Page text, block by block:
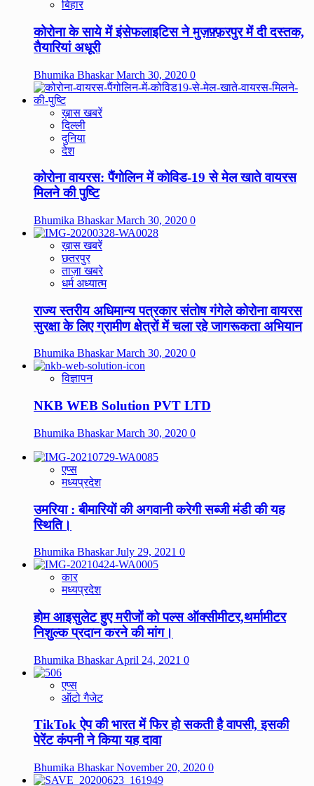
बिहार
कोरोना के साये में इंसेफलाइटिस ने मुज़फ़्फ़रपुर में दी दस्तक,
तैयारियां अधूरी
Bhumika BhaskarMarch 30, 2020 0
ख़ास खबरें
दिल्ली
दुनिया
देश
कोरोना वायरस: पैंगोलिन में कोविड-19 से मेल खाते वायरस
मिलने की पुष्टि
Bhumika BhaskarMarch 30, 2020 0
ख़ास खबरें
छतरपुर
ताज़ा खबरे
धर्म अध्यात्म
राज्य स्तरीय अधिमान्य पत्रकार संतोष गंगेले कोरोना वायरस
सुरक्षा के लिए ग्रामीण क्षेत्रों में चला रहे जागरूकता अभियान
Bhumika BhaskarMarch 30, 2020 0
विज्ञापन
NKB WEB Solution PVT LTD
Bhumika BhaskarMarch 30, 2020 0
एप्स
मध्यप्रदेश
उमरिया : बीमारियों की अगवानी करेगी सब्जी मंडी की यह
स्थिति।
Bhumika BhaskarJuly 29, 2021 0
कार
मध्यप्रदेश
होम आइसुलेट हुए मरीजों को पल्स ऑक्सीमीटर,थर्मामीटर
निशुल्क प्रदान करने की मांग।
Bhumika BhaskarApril 24, 2021 0
एप्स
ऑटो गैजेट
TikTok ऐप की भारत में फिर हो सकती है वापसी, इसकी
पेरेंट कंपनी ने किया यह दावा
Bhumika BhaskarNovember 20, 2020 0